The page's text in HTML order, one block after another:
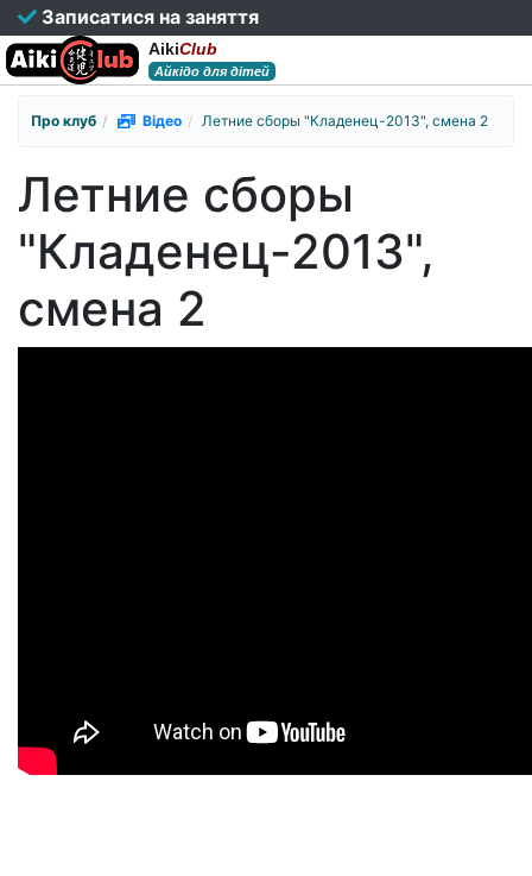
Записатися на заняття
AikiClub
Айкідо для дітей
Про клуб Відео Летние сборы "Кладенец-2013", смена 2
Летние сборы
"Кладенец-2013",
смена 2